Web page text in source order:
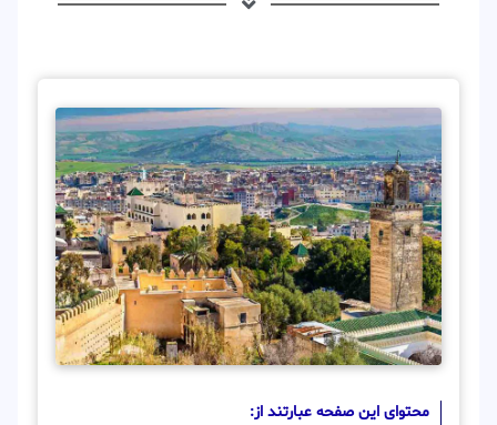
محتوای این صفحه عبارتند از: